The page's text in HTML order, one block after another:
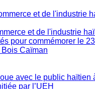
et de l'industrie
pour commémorer le
Caïman
avec le public haïtien
par l’UEH